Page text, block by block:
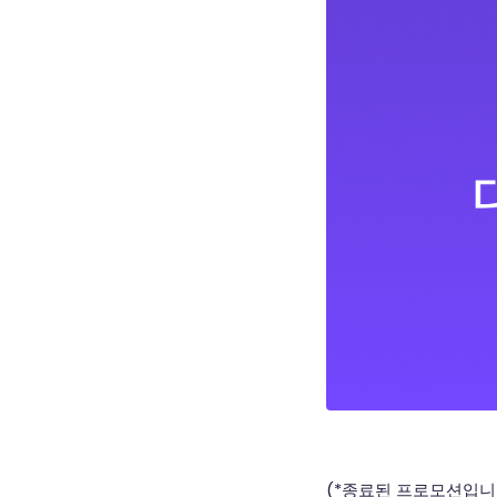
(*종료된 프로모션입